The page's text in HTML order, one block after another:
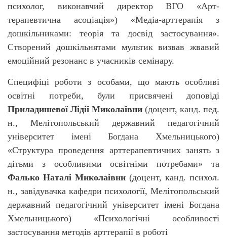
психолог, виконавчий директор ВГО «Арт-
терапевтична асоціація») «Медіа-арттерапія з
дошкільниками: теорія та досвід застосування».
Створений дошкільнятами мультик визвав жвавий
емоційний резонанс в учасників семінару.
Специфіці роботи з особами, що мають особливі
освітні потреби, були присвячені доповіді
Приладишевої Лідії Миколаївни (доцент, канд. пед.
н., Мелітопольський державний педагогічний
університет імені Богдана Хмельницького)
«Структура проведення арттерапевтичних занять з
дітьми з особливими освітніми потребами» та
Фалько Наталі Миколаівни (доцент, канд. психол.
н., завідувачка кафедри психології, Мелітопольський
державний педагогічний університет імені Богдана
Хмельницького) «Психологічні особливості
застосування методів арттерапії в роботі